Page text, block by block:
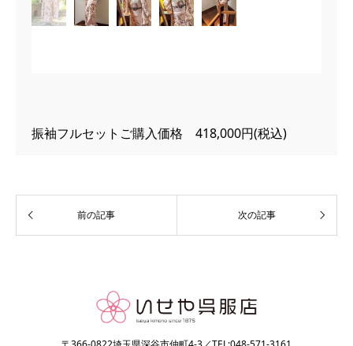
振袖フルセットご購入価格 418,000円(税込)